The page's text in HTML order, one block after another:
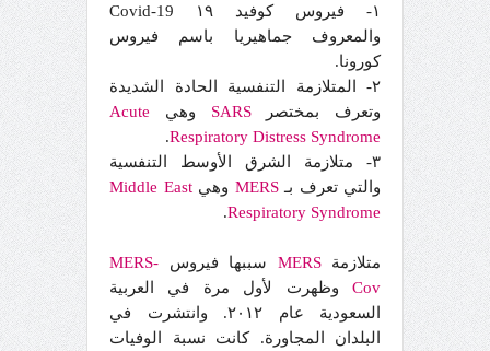
١- فيروس كوفيد ١٩ Covid-19
والمعروف جماهيريا باسم فيروس
كورونا.
٢- المتلازمة التنفسية الحادة الشديدة
وتعرف بمختصرSARS وهي Acute
Respiratory Distress Syndrome
.
٣- متلازمة الشرق الأوسط التنفسية
والتي تعرف بـMERS وهي Middle East
Respiratory Syndrome
.
متلازمةMERS سببها فيروس MERS-
Cov وظهرت لأول مرة في العربية
السعودية عام ٢٠١٢. وانتشرت في
البلدان المجاورة. كانت نسبة الوفيات